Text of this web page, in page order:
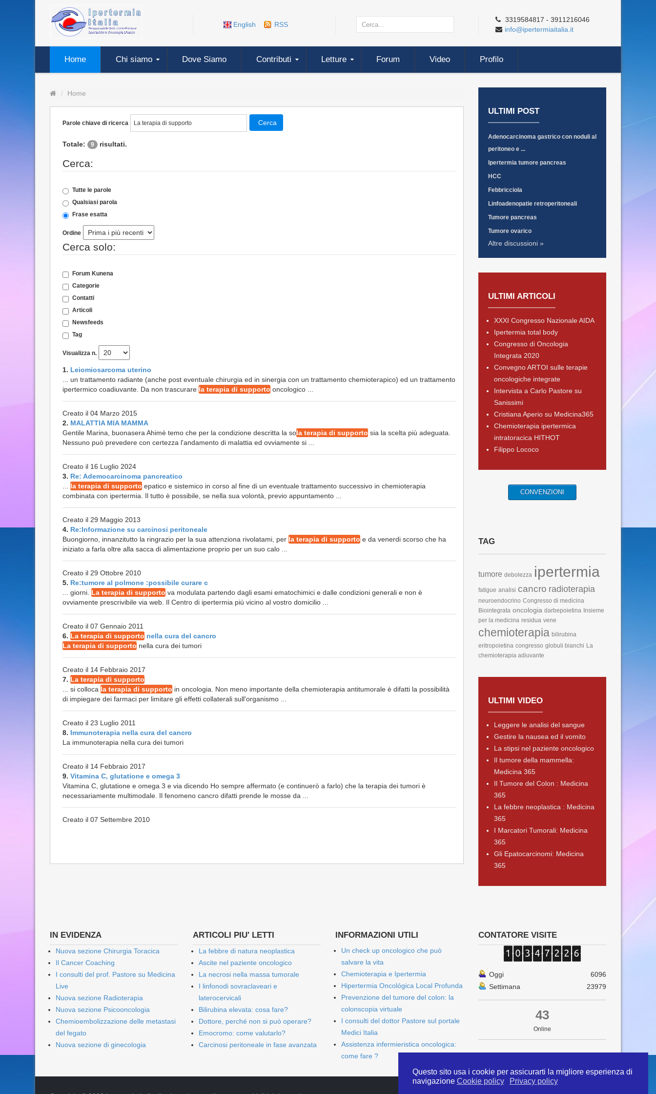
Questo sito usa i cookie per assicurarti la migliore esperienza di
navigazione Cookie policy Privacy policy
English RSS
3319584817 - 3911216046
info@ipertermiaitalia.it
Home Chi siamo Dove Siamo Contributi Letture Forum Video Profilo
Home
Parole chiave di ricerca Cerca
Totale: 9 risultati.
Cerca:
Tutte le parole
Qualsiasi parola
Frase esatta
Ordine
Cerca solo:
Forum Kunena
Categorie
Contatti
Articoli
Newsfeeds
Tag
Visualizza n.
1. Leiomiosarcoma uterino
... un trattamento radiante (anche post eventuale chirurgia ed in sinergia con un trattamento chemioterapico) ed un trattamento
ipertermico coadiuvante. Da non trascurare la terapia di supporto oncologico ...
Creato il 04 Marzo 2015
2. MALATTIA MIA MAMMA
Gentile Marina, buonasera Ahimè temo che per la condizione descritta la sola terapia di supporto sia la scelta più adeguata.
Nessuno può prevedere con certezza l'andamento di malattia ed ovviamente si ...
Creato il 16 Luglio 2024
3. Re: Ademocarcinoma pancreatico
la terapia di supporto epatico e sistemico in corso al fine di un eventuale trattamento successivo in chemioterapia
combinata con ipertermia. Il tutto è possibile, se nella sua volontà, previo appuntamento ...
Creato il 29 Maggio 2013
4. Re:Informazione su carcinosi peritoneale
Buongiorno, innanzitutto la ringrazio per la sua attenziona rivolatami, per la terapia di supporto e da venerdi scorso che ha
iniziato a farla oltre alla sacca di alimentazione proprio per un suo calo ...
Creato il 29 Ottobre 2010
5. Re:tumore al polmone :possibile curare c
... giorni. La terapia di supporto va modulata partendo dagli esami ematochimici e dalle condizioni generali e non è
ovviamente prescrivibile via web. Il Centro di ipertermia più vicino al vostro domicilio ...
Creato il 07 Gennaio 2011
6. La terapia di supporto nella cura del cancro
La terapia di supporto nella cura dei tumori
Creato il 14 Febbraio 2017
7. La terapia di supporto
... si colloca la terapia di supporto in oncologia. Non meno importante della chemioterapia antitumorale è difatti la possibilità
di impiegare dei farmaci per limitare gli effetti collaterali sull'organismo ...
Creato il 23 Luglio 2011
8. Immunoterapia nella cura del cancro
La immunoterapia nella cura dei tumori
Creato il 14 Febbraio 2017
9. Vitamina C, glutatione e omega 3
Vitamina C, glutatione e omega 3 e via dicendo Ho sempre affermato (e continuerò a farlo) che la terapia dei tumori è
necessariamente multimodale. Il fenomeno cancro difatti prende le mosse da ...
Creato il 07 Settembre 2010
ULTIMI POST
Adenocarcinoma gastrico con noduli al
peritoneo e ...
Ipertermia tumore pancreas
HCC
Febbricciola
Linfoadenopatie retroperitoneali
Tumore pancreas
Tumore ovarico
Altre discussioni »
ULTIMI ARTICOLI
XXXI Congresso Nazionale AIDA
Ipertermia total body
Congresso di Oncologia
Integrata 2020
Convegno ARTOI sulle terapie
oncologiche integrate
Intervista a Carlo Pastore su
Sanissimi
Cristiana Aperio su Medicina365
Chemioterapia ipertermica
intratoracica HITHOT
Filippo Lococo
CONVENZIONI
TAG
tumore debolezza ipertermia
fatigue analisi cancro radioterapia
neuroendocrino Congresso di medicina
Biointegrata oncologia darbepoietina Insieme
per la medicina residua vene
chemioterapia bilirubina
eritropoietina congresso globuli bianchi La
chemioterapia adiuvante
ULTIMI VIDEO
Leggere le analisi del sangue
Gestire la nausea ed il vomito
La stipsi nel paziente oncologico
Il tumore della mammella:
Medicina 365
Il Tumore del Colon : Medicina
365
La febbre neoplastica : Medicina
365
I Marcatori Tumorali: Medicina
365
Gli Epatocarcinomi: Medicina
365
IN EVIDENZA
Nuova sezione Chirurgia Toracica
Il Cancer Coaching
I consulti del prof. Pastore su Medicina
Live
Nuova sezione Radioterapia
Nuova sezione Psicooncologia
Chemioembolizzazione delle metastasi
del fegato
Nuova sezione di ginecologia
ARTICOLI PIU' LETTI
La febbre di natura neoplastica
Ascite nel paziente oncologico
La necrosi nella massa tumorale
I linfonodi sovraclaveari e
laterocervicali
Bilirubina elevata: cosa fare?
Dottore, perché non si può operare?
Emocromo: come valutarlo?
Carcinosi peritoneale in fase avanzata
INFORMAZIONI UTILI
Un check up oncologico che può
salvare la vita
Chemioterapia e Ipertermia
Hipertermia Oncológica Local Profunda
Prevenzione del tumore del colon: la
colonscopia virtuale
I consulti del dottor Pastore sul portale
Medici Italia
Assistenza infermieristica oncologica:
come fare ?
CONTATORE VISITE
Oggi
6096
Settimana
23979
43
Online